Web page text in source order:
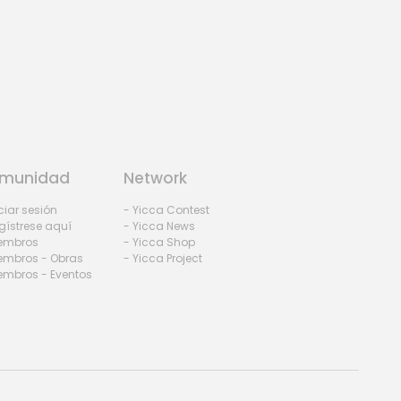
sesión
aquí
- Obras
- Eventos
Network
- Yicca Contest
- Yicca News
- Yicca Shop
- Yicca Project